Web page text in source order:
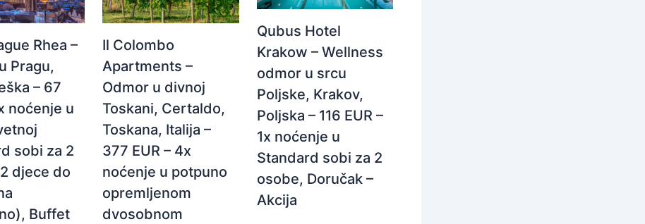
Rhea –
Pragu,
– 67
noćenje u
sobi za 2
djece do
Buffet
Il Colombo
Apartments –
Odmor u divnoj
Toskani, Certaldo,
Toskana, Italija –
377 EUR – 4x
noćenje u potpuno
opremljenom
dvosobnom
Qubus Hotel
Krakow – Wellness
odmor u srcu
Poljske, Krakov,
Poljska – 116 EUR –
1x noćenje u
Standard sobi za 2
osobe, Doručak –
Akcija